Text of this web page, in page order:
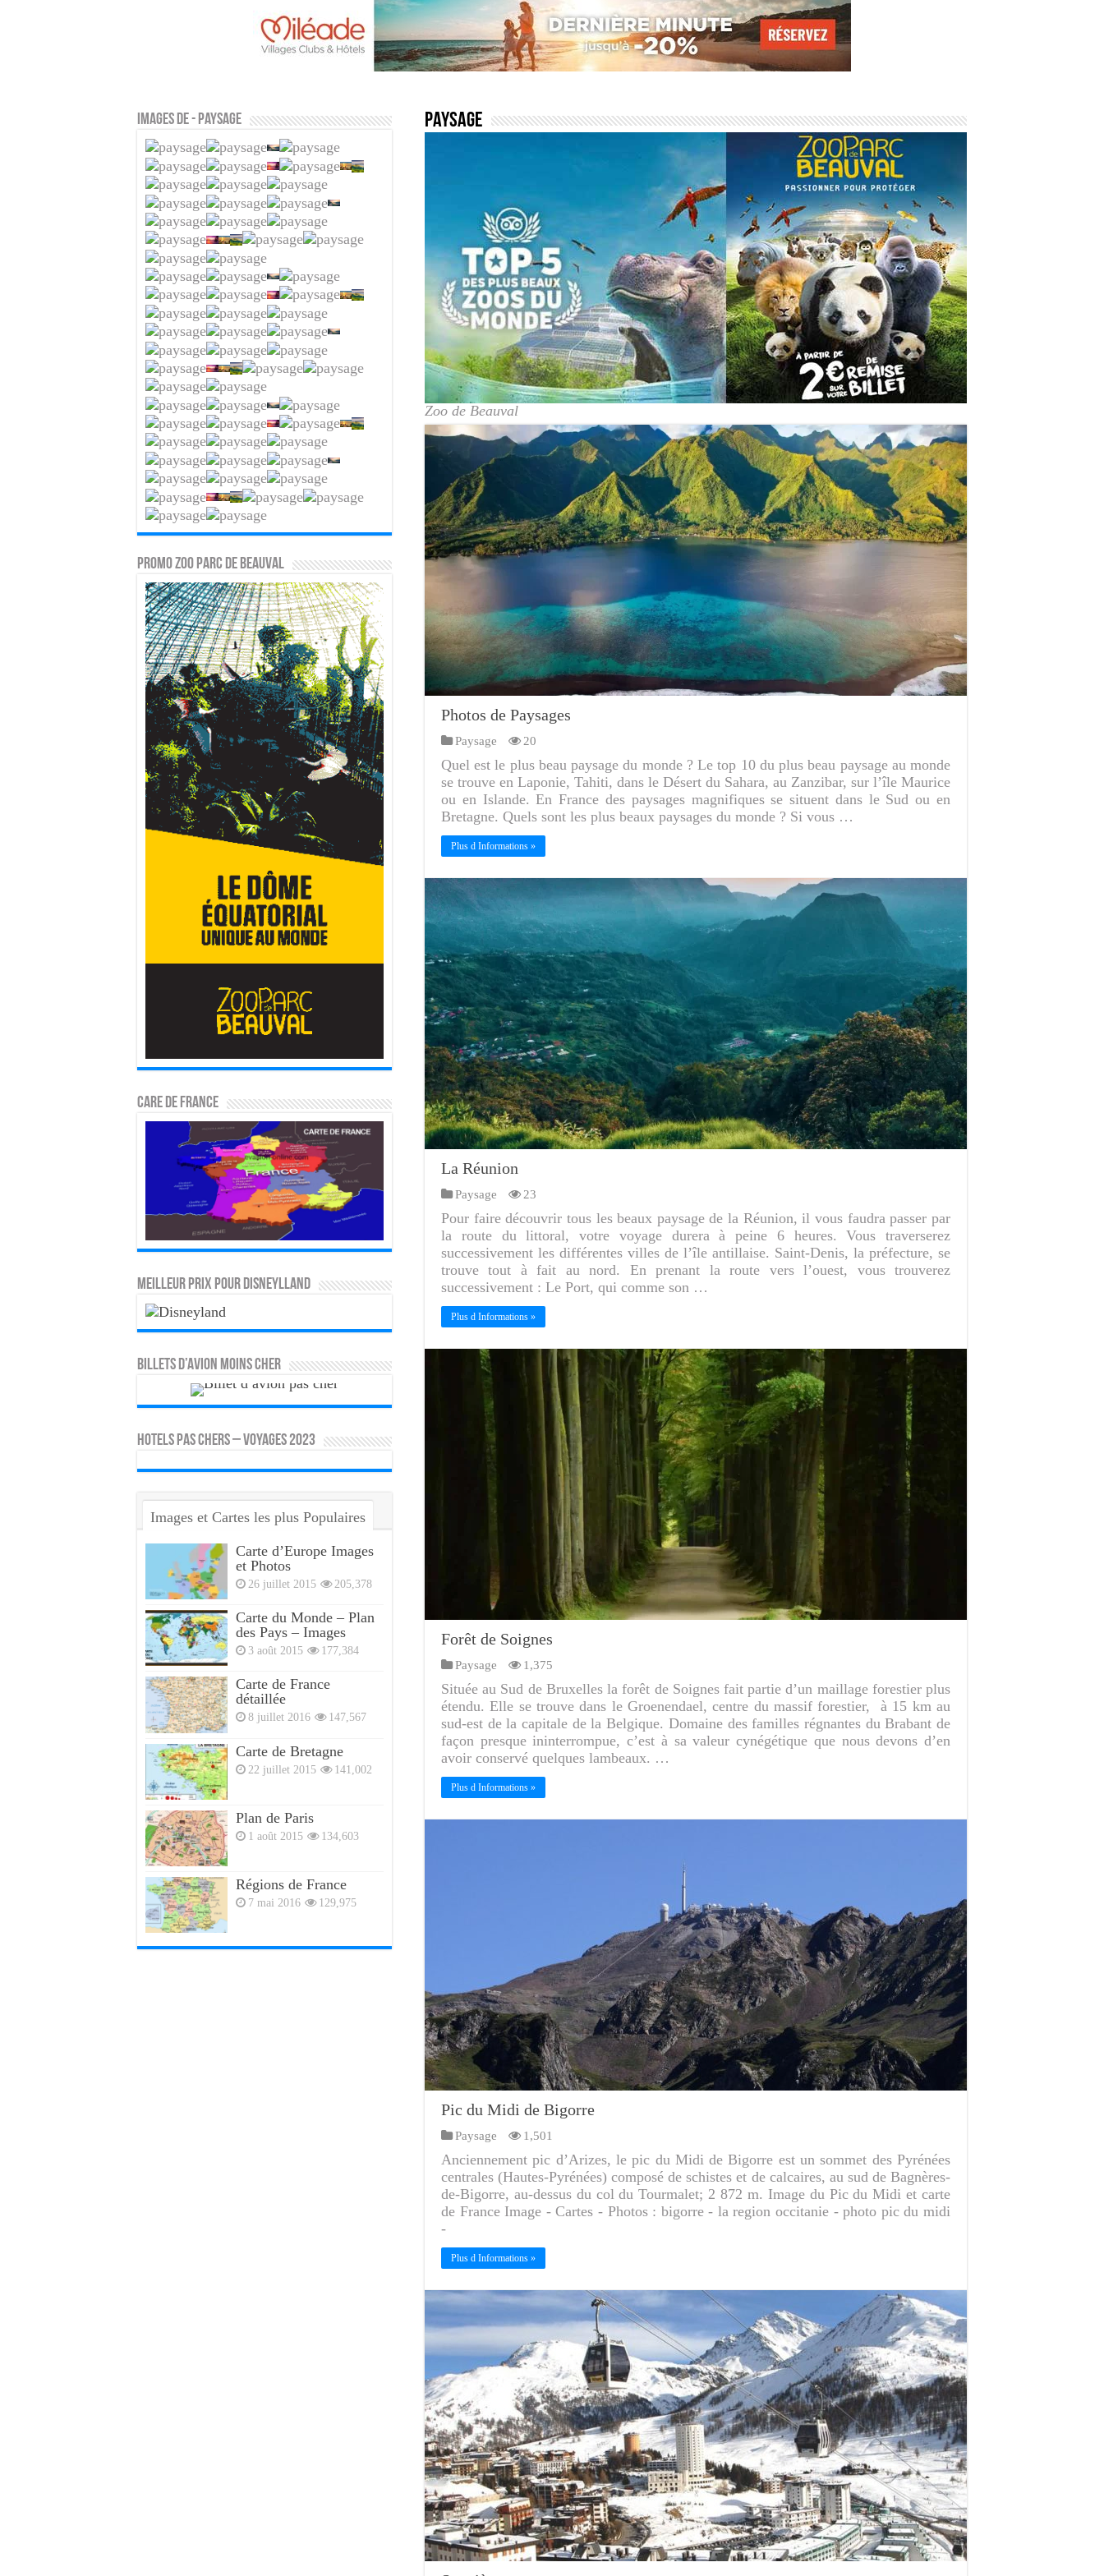
Paysage
Zoo de Beauval
Photos de Paysages
Paysage 20
Quel est le plus beau paysage du monde ? Le top 10 du plus beau paysage au monde
se trouve en Laponie, Tahiti, dans le Désert du Sahara, au Zanzibar, sur l’île Maurice
ou en Islande. En France des paysages magnifiques se situent dans le Sud ou en
Bretagne. Quels sont les plus beaux paysages du monde ? Si vous …
Plus d Informations »
La Réunion
Paysage 23
Pour faire découvrir tous les beaux paysage de la Réunion, il vous faudra passer par
la route du littoral, votre voyage durera à peine 6 heures. Vous traverserez
successivement les différentes villes de l’île antillaise. Saint-Denis, la préfecture, se
trouve tout à fait au nord. En prenant la route vers l’ouest, vous trouverez
successivement : Le Port, qui comme son …
Plus d Informations »
Forêt de Soignes
Paysage 1,375
Située au Sud de Bruxelles la forêt de Soignes fait partie d’un maillage forestier plus
étendu. Elle se trouve dans le Groenendael, centre du massif forestier, à 15 km au
sud-est de la capitale de la Belgique. Domaine des familles régnantes du Brabant de
façon presque ininterrompue, c’est à sa valeur cynégétique que nous devons d’en
avoir conservé quelques lambeaux. …
Plus d Informations »
Pic du Midi de Bigorre
Paysage 1,501
Anciennement pic d’Arizes, le pic du Midi de Bigorre est un sommet des Pyrénées
centrales (Hautes-Pyrénées) composé de schistes et de calcaires, au sud de Bagnères-
de-Bigorre, au-dessus du col du Tourmalet; 2 872 m. Image du Pic du Midi et carte
de France Image - Cartes - Photos : bigorre - la region occitanie - photo pic du midi
-
Plus d Informations »
Images de - Paysage
PROMO ZOO PARC DE BEAUVAL
CARE DE FRANCE
MEILLEUR PRIX POUR DISNEYLLAND
Billets d’avion moins cher
HOTELS PAS CHERS – VOYAGES 2023
Images et Cartes les plus Populaires
Carte d’Europe Images
et Photos
26 juillet 2015 205,378
Carte du Monde – Plan
des Pays – Images
3 août 2015 177,384
Carte de France
détaillée
8 juillet 2016 147,567
Carte de Bretagne
22 juillet 2015 141,002
Plan de Paris
1 août 2015 134,603
Régions de France
7 mai 2016 129,975